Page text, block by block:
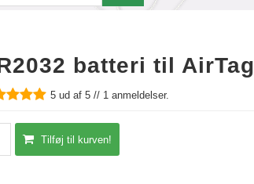
batteri til AirTag
5 ud af 5 // 1 anmeldelser.
Tilføj til kurven!